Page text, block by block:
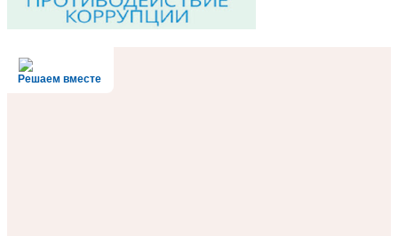
Решаем вместе